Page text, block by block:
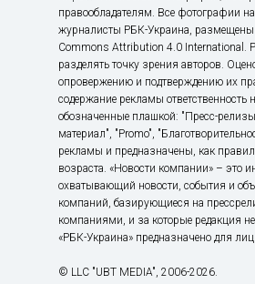
правообладателям. Все фотографии
журналисты РБК-Украина, размещены
Commons Attribution 4.0 International.
разделять точку зрения авторов.
опровержению и подтверждению их
содержание рекламы ответственность
обозначенные плашкой: "Пресс-
материал", "Promo",
рекламы и предназначены, как
возраста. «Новости компании» –
охватывающий новости, события и
компаний, базирующиеся на
компаниями, и за которые редакция
«РБК-Украина» предназначено для лиц
© LLC "UBT MEDIA", 2006-2026.